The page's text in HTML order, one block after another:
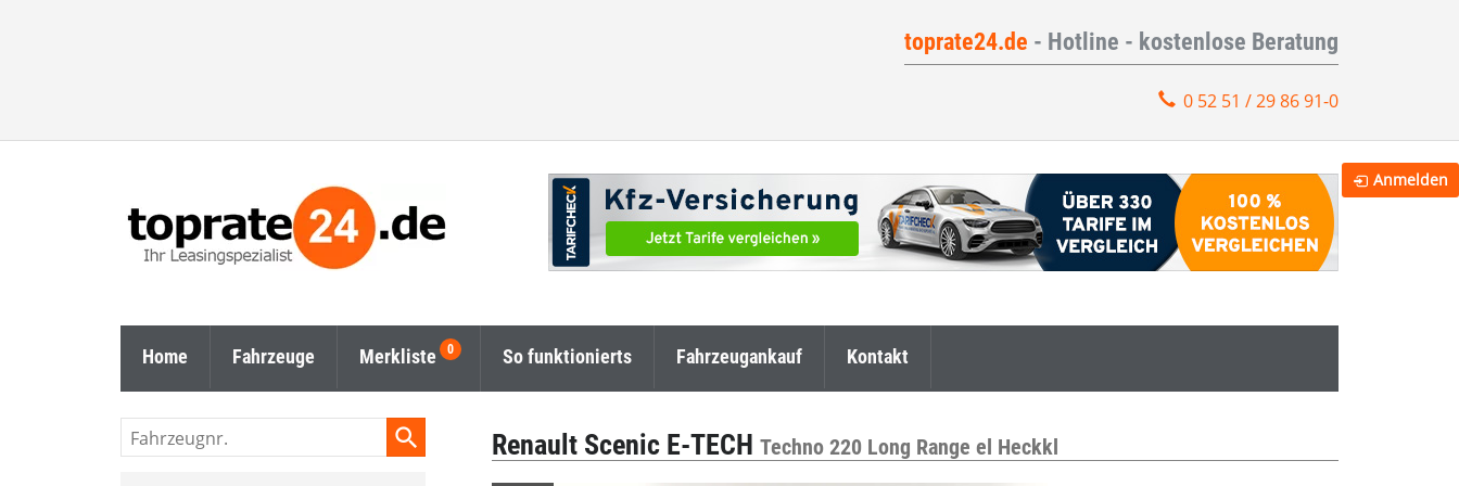
toprate24.de - Hotline - kostenlose Beratung
0 52 51 / 29 86 91-0
Home Fahrzeuge Merkliste So funktionierts Fahrzeugankauf Kontakt
Renault Scenic E-TECHTechno 220 Long Range el Heckkl
Fahrzeugnr.
Anmelden